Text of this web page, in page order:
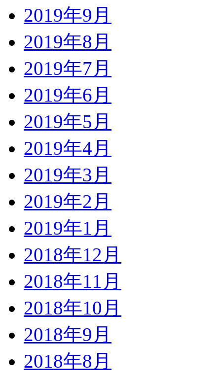
2019年9月
2019年8月
2019年7月
2019年6月
2019年5月
2019年4月
2019年3月
2019年2月
2019年1月
2018年12月
2018年11月
2018年10月
2018年9月
2018年8月